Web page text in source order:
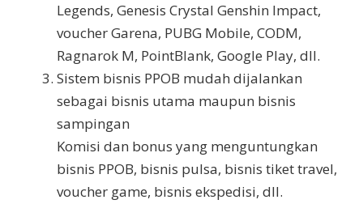
Legends, Genesis Crystal Genshin Impact,
voucher Garena, PUBG Mobile, CODM,
Ragnarok M, PointBlank, Google Play, dll.
Sistem bisnis PPOB mudah dijalankan
sebagai bisnis utama maupun bisnis
sampingan
Komisi dan bonus yang menguntungkan
bisnis PPOB, bisnis pulsa, bisnis tiket travel,
voucher game, bisnis ekspedisi, dll.